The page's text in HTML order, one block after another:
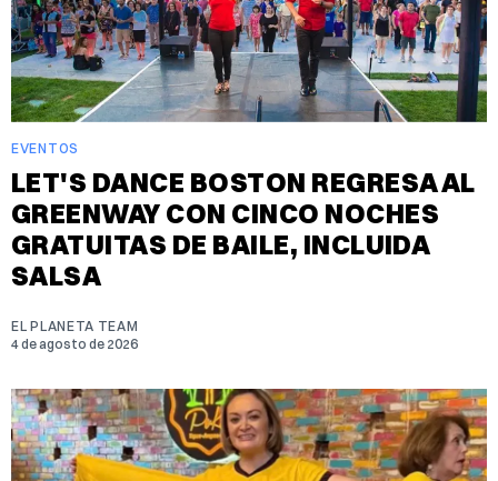
EVENTOS
LET'S DANCE BOSTON REGRESA AL
GREENWAY CON CINCO NOCHES
GRATUITAS DE BAILE, INCLUIDA
SALSA
EL PLANETA TEAM
4 de agosto de 2026